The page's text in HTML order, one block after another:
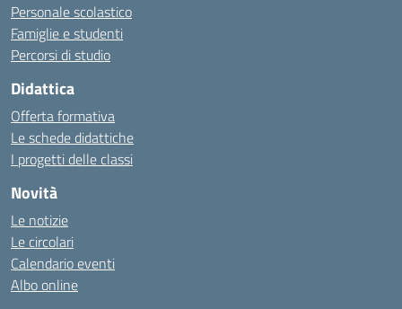
Personale scolastico
Famiglie e studenti
Percorsi di studio
Didattica
Offerta formativa
Le schede didattiche
I progetti delle classi
Novità
Le notizie
Le circolari
Calendario eventi
Albo online